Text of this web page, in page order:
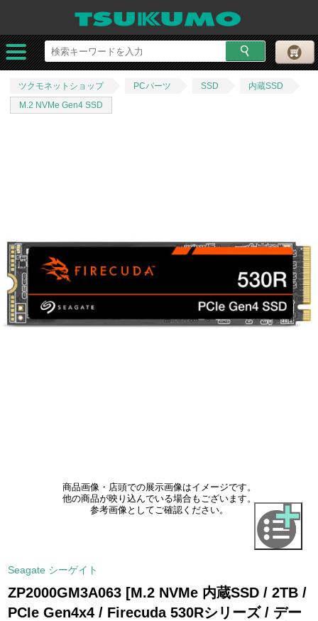
ツクモネットショップ PCパーツ SSD
内蔵SSD
M.2 NVMe Gen4 SSD
商品画像・店頭での展示画像はイメージです。
他の商品が映り込んでいる場合もございます。
参考画像としてご確認ください。
Seagate シーゲイト
ZP2000GM3A063 [M.2 NVMe 内蔵SSD / 2TB /
PCIe Gen4x4 / Firecuda 530Rシリーズ / デー